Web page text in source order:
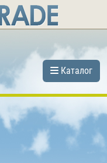
Каталог